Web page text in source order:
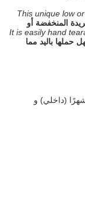
This unique low
المنخفضة أو
It is easily hand
حملها باليد مما
فوق البنفسجية لمدة تصل إلى 12 شهرًا (داخلي) و